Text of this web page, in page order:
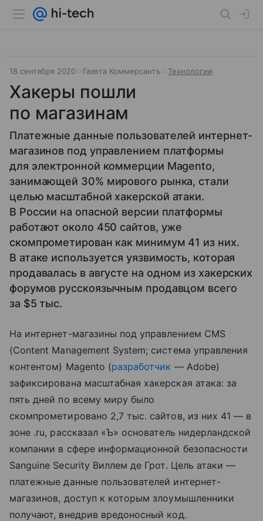
18 сентября 2020 Газета Коммерсантъ Технологии
Хакеры пошли
по магазинам
Платежные данные пользователей интернет-
магазинов под управлением платформы
для электронной коммерции Magento,
занимающей 30% мирового рынка, стали
целью масштабной хакерской атаки.
В России на опасной версии платформы
работают около 450 сайтов, уже
скомпрометирован как минимум 41 из них.
В атаке используется уязвимость, которая
продавалась в августе на одном из хакерских
форумов русскоязычным продавцом всего
за $5 тыс.
На интернет-магазины под управлением CMS
(Content Management System; система управления
контентом) Magento (разработчик — Adobe)
зафиксирована масштабная хакерская атака: за
пять дней по всему миру было
скомпрометировано 2,7 тыс. сайтов, из них 41 — в
зоне .ru, рассказал «Ъ» основатель нидерландской
компании в сфере информационной безопасности
Sanguine Security Виллем де Грот. Цель атаки —
платежные данные пользователей интернет-
магазинов, доступ к которым злоумышленники
получают, внедрив вредоносный код.